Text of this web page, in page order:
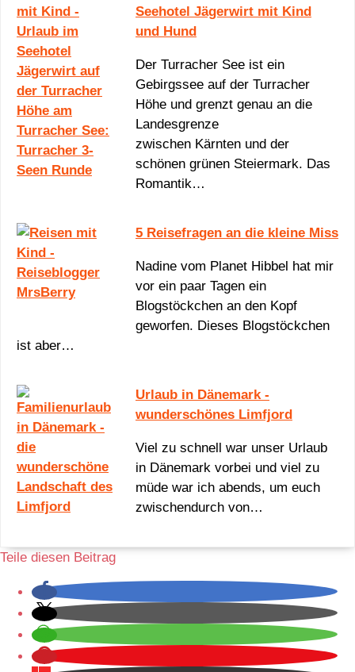
Seehotel Jägerwirt mit Kind
und Hund
Der Turracher See ist ein
Gebirgssee auf der Turracher
Höhe und grenzt genau an die
Landesgrenze
zwischen Kärnten und der
schönen grünen Steiermark. Das
Romantik…
5 Reisefragen an die kleine Miss
Nadine vom Planet Hibbel hat mir
vor ein paar Tagen ein
Blogstöckchen an den Kopf
geworfen. Dieses Blogstöckchen
ist aber…
Urlaub in Dänemark -
wunderschönes Limfjord
Viel zu schnell war unser Urlaub
in Dänemark vorbei und viel zu
müde war ich abends, um euch
zwischendurch von…
Teile diesen Beitrag